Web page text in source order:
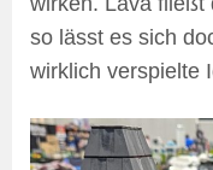
so lässt es sich
wirklich verspielte